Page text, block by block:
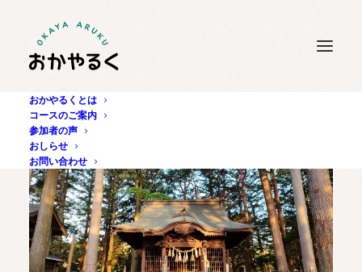
おかやるくとは
コースのご案内
参加者の声
おしらせ
お問い合わせ